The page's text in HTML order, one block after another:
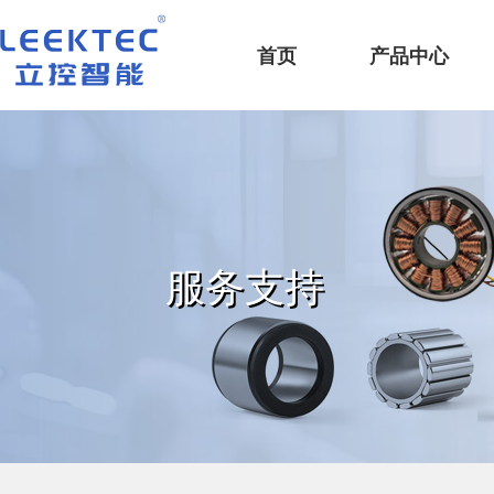
深圳市立控智能科技有限公司
首页
产品中心
服务支持